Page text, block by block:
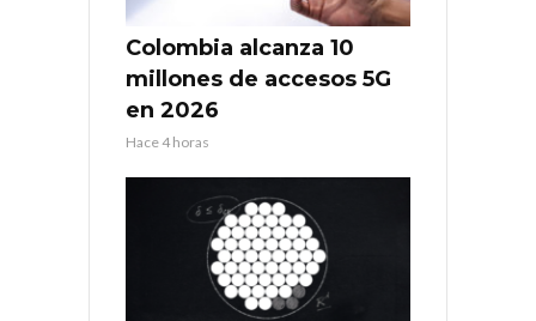
Colombia alcanza 10
millones de accesos 5G
en 2026
Hace 4 horas